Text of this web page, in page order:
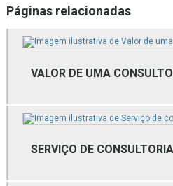
Consultoria inventário florestal
Consultoria técnica ambiental
Empresa de assessoria ambiental
Empresa de estudos ambientais mg
Empresa de gestão ambiental
Páginas relacionadas
VALOR DE UMA
SERVIÇO DE